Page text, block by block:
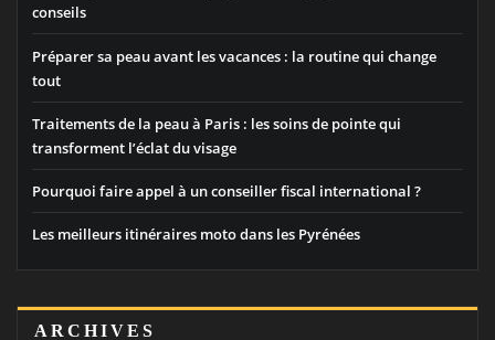
conseils
Préparer sa peau avant les vacances : la routine qui change
tout
Traitements de la peau à Paris : les soins de pointe qui
transforment l’éclat du visage
Pourquoi faire appel à un conseiller fiscal international ?
Les meilleurs itinéraires moto dans les Pyrénées
ARCHIVES